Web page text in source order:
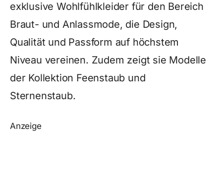
exklusive Wohlfühlkleider für den Bereich
Braut- und Anlassmode, die Design,
Qualität und Passform auf höchstem
Niveau vereinen. Zudem zeigt sie Modelle
der Kollektion Feenstaub und
Sternenstaub.
Anzeige